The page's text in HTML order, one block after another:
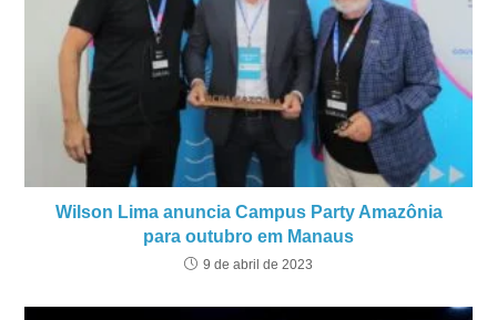
Wilson Lima anuncia Campus Party Amazônia
para outubro em Manaus
9 de abril de 2023